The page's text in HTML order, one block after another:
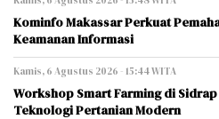
Kominfo Makassar Perkuat
Keamanan Informasi
Kamis, 6 Agustus 2026 - 15:44 WITA
Workshop Smart Farming di
Teknologi Pertanian Modern